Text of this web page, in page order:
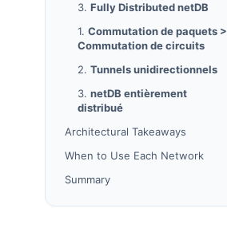
3. Fully Distributed netDB
1. Commutation de paquets >
Commutation de circuits
2. Tunnels unidirectionnels
3. netDB entièrement
distribué
Architectural Takeaways
When to Use Each Network
Summary